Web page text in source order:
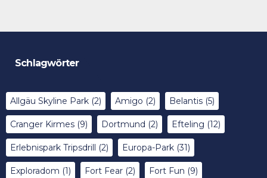
Schlagwörter
Allgäu Skyline Park (2) Amigo (2) Belantis (5)
Cranger Kirmes (9) Dortmund (2) Efteling (12)
Erlebnispark Tripsdrill (2) Europa-Park (31)
Exploradom (1) Fort Fear (2) Fort Fun (9)